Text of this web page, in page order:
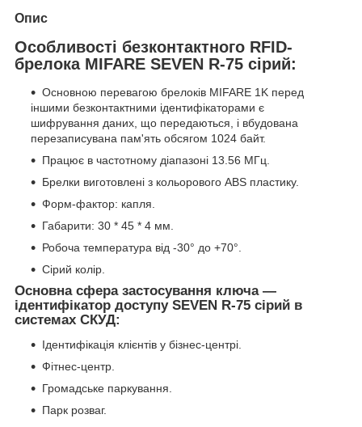
Опис
Особливості безконтактного RFID-
брелока MIFARE SEVEN R-75 сірий:
Основною перевагою брелоків MIFARE 1K перед
іншими безконтактними ідентифікаторами є
шифрування даних, що передаються, і вбудована
перезаписувана пам'ять обсягом 1024 байт.
Працює в частотному діапазоні 13.56 МГц.
Брелки виготовлені з кольорового ABS пластику.
Форм-фактор: капля.
Габарити: 30 * 45 * 4 мм.
Робоча температура від -30° до +70°.
Сірий колір.
Основна сфера застосування ключа —
ідентифікатор доступу SEVEN R-75 сірий в
системах СКУД:
Ідентифікація клієнтів у бізнес-центрі.
Фітнес-центр.
Громадське паркування.
Парк розваг.